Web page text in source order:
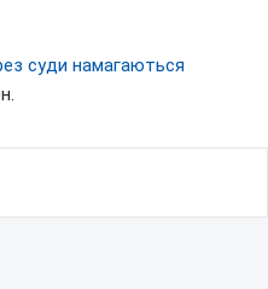
суди намагаються